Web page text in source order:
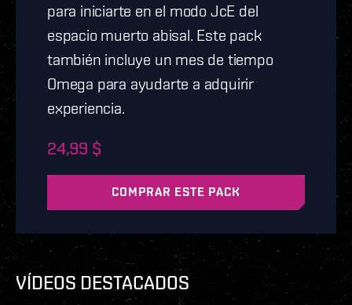
para iniciarte en el modo JcE del
espacio muerto abisal. Este pack
también incluye un mes de tiempo
Omega para ayudarte a adquirir
experiencia.
24,99 $
COMPRAR ESTE PACK
VÍDEOS DESTACADOS